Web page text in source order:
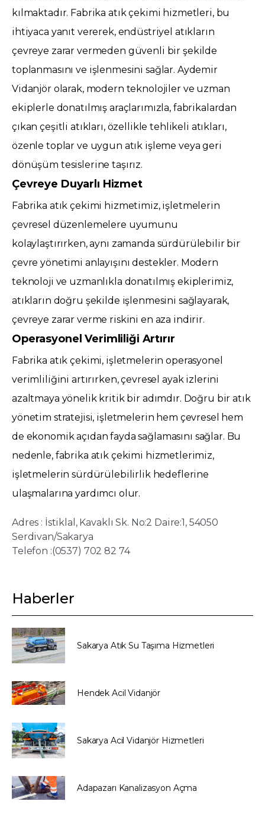
kılmaktadır. Fabrika atık çekimi hizmetleri, bu
ihtiyaca yanıt vererek, endüstriyel atıkların
çevreye zarar vermeden güvenli bir şekilde
toplanmasını ve işlenmesini sağlar. Aydemir
Vidanjör olarak, modern teknolojiler ve uzman
ekiplerle donatılmış araçlarımızla, fabrikalardan
çıkan çeşitli atıkları, özellikle tehlikeli atıkları,
özenle toplar ve uygun atık işleme veya geri
dönüşüm tesislerine taşırız.
Çevreye Duyarlı Hizmet
Fabrika atık çekimi hizmetimiz, işletmelerin
çevresel düzenlemelere uyumunu
kolaylaştırırken, aynı zamanda sürdürülebilir bir
çevre yönetimi anlayışını destekler. Modern
teknoloji ve uzmanlıkla donatılmış ekiplerimiz,
atıkların doğru şekilde işlenmesini sağlayarak,
çevreye zarar verme riskini en aza indirir.
Operasyonel Verimliliği Artırır
Fabrika atık çekimi, işletmelerin operasyonel
verimliliğini artırırken, çevresel ayak izlerini
azaltmaya yönelik kritik bir adımdır. Doğru bir atık
yönetim stratejisi, işletmelerin hem çevresel hem
de ekonomik açıdan fayda sağlamasını sağlar. Bu
nedenle, fabrika atık çekimi hizmetlerimiz,
işletmelerin sürdürülebilirlik hedeflerine
ulaşmalarına yardımcı olur.
Adres : İstiklal, Kavaklı Sk. No:2 Daire:1, 54050
Serdivan/Sakarya
Telefon :(0537) 702 82 74
Haberler
Sakarya Atık Su Taşıma Hizmetleri
Hendek Acil Vidanjör
Sakarya Acil Vidanjör Hizmetleri
Adapazarı Kanalizasyon Açma